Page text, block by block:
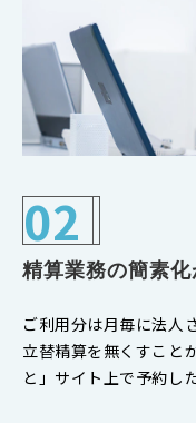
02
精算業務の簡素化
ご利用分は月毎に法人
立替精算を無くすこと
と」サイト上で予約し